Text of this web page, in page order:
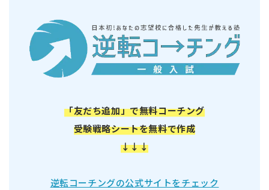
「友だち追加」で無料コーチング
受験戦略シートを無料で作成
↓↓↓
逆転コーチングの公式サイトをチェック